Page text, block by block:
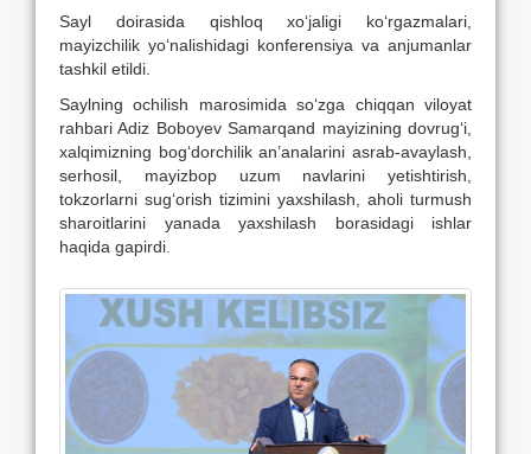
Sayl doirasida qishloq xo‘jaligi ko‘rgazmalari,
mayizchilik yo‘nalishidagi konferensiya va anjumanlar
tashkil etildi.
Saylning ochilish marosimida so‘zga chiqqan viloyat
rahbari Adiz Boboyev Samarqand mayizining dovrug‘i,
xalqimizning bog‘dorchilik an’analarini asrab-avaylash,
serhosil, mayizbop uzum navlarini yetishtirish,
tokzorlarni sug‘orish tizimini yaxshilash, aholi turmush
sharoitlarini yanada yaxshilash borasidagi ishlar
haqida gapirdi.